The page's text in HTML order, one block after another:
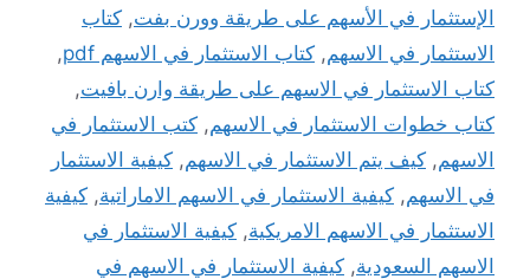
الإستثمار في الأسهم على طريقة وورن بفت, كتاب
الاستثمار في الاسهم, كتاب الاستثمار في الاسهم pdf
,
كتاب الاستثمار في الاسهم على طريقة وارن بافيت,
كتاب خطوات الاستثمار في الاسهم, كتب الاستثمار في
الاسهم, كيف يتم الاستثمار في الاسهم, كيفية الاستثمار
في الاسهم, كيفية الاستثمار في الاسهم الاماراتية, كيفية
الاستثمار في الاسهم الامريكية, كيفية الاستثمار في
الاسهم السعودية, كيفية الاستثمار في الاسهم في